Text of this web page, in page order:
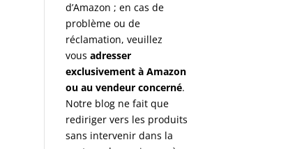
d’Amazon ; en cas de
problème ou de
réclamation, veuillez
vousadresser
exclusivement à Amazon
ou au vendeur concerné.
Notre blog ne fait que
rediriger vers les produits
sans intervenir dans la